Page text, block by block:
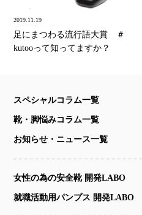
2019.11.19
足にまつわる流行語大賞 ＃
kutooって知ってますか？
スペシャルコラム一覧
靴・脚悩みコラム一覧
お知らせ・ニュース一覧
女性の為の安全靴 開発LABO
就職活動用パンプス 開発LABO